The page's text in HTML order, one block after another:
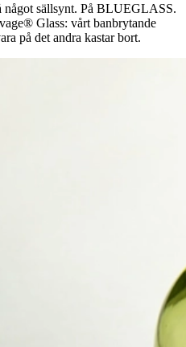
något sällsynt. På BLUEGLASS.
Glass: vårt banbrytande
på det andra kastar bort.